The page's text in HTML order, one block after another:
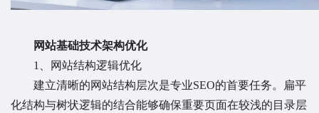
网站基础技术架构优化
1、网站结构逻辑优化
建立清晰的网站结构层次是专业SEO的首要任务。扁平
化结构与树状逻辑的结合能够确保重要页面在较浅的目录层